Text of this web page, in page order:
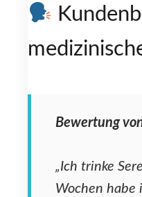
Bewertung
„Ich trinke
Wochen habe